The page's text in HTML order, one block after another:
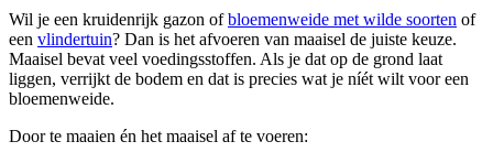
Wil je een kruidenrijk gazon ofbloemenweide met wilde soorten of
een vlindertuin? Dan is het afvoeren van maaisel de juiste keuze.
Maaisel bevat veel voedingsstoffen. Als je dat op de grond laat
liggen, verrijkt de bodem en dat is precies wat je níét wilt voor een
bloemenweide.
Door te maaien én het maaisel af te voeren: